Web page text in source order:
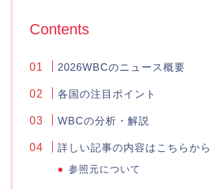
Contents
2026WBCのニュース概要
各国の注目ポイント
WBCの分析・解説
詳しい記事の内容はこちらから
参照元について